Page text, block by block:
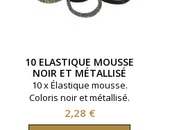
10 ELASTIQUE MOUSSE
NOIR ET MÉTALLISÉ
10 x Élastique mousse.
Coloris noir et métallisé.
Prix
2,28 €